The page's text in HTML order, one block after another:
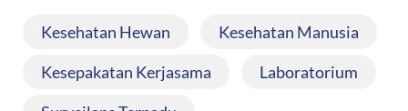
Kesehatan Hewan Kesehatan Manusia
Kesepakatan Kerjasama
Laboratorium